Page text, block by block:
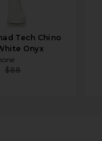
Tech Chino
Onyx
$88